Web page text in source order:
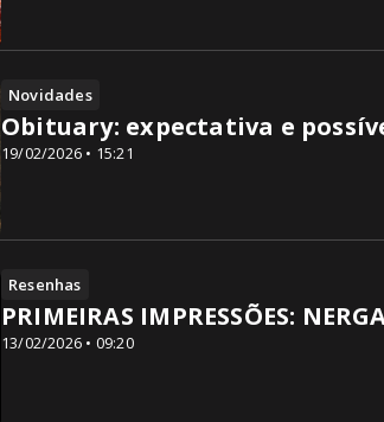
Novidades
19/02/2026 • 15:21
Obituary: expectativa e
Resenhas
13/02/2026 • 09:20
PRIMEIRAS IMPRESSÕES: